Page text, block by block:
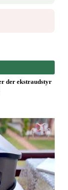
der ekstraudstyr